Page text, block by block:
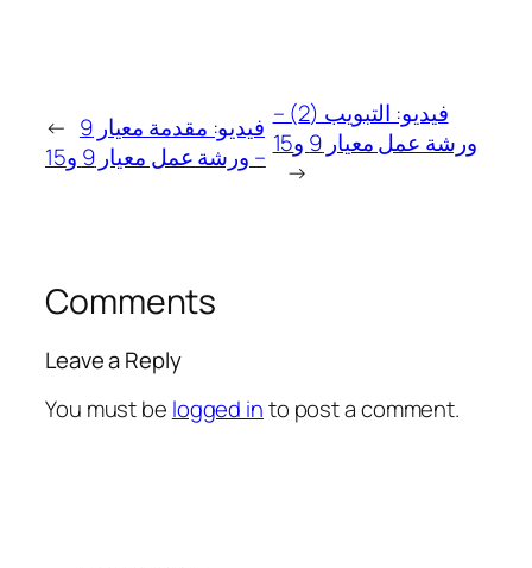
← فيديو: مقدمة معيار 9
– ورشة عمل معيار 9 و15
فيديو: التبويب (2) –
ورشة عمل معيار 9 و15
→
Comments
Leave a Reply
You must be logged into post a comment.